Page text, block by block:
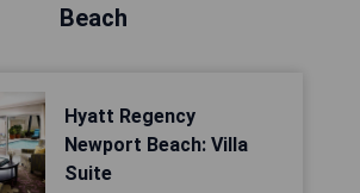
Beach
Hyatt Regency
Newport Beach: Villa
Suite